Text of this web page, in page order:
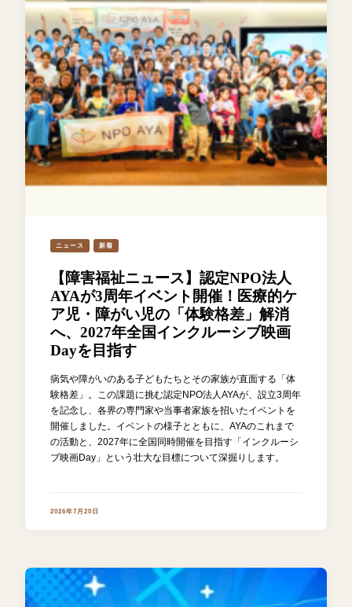
ニュース 新着
【障害福祉ニュース】認定NPO法人
AYAが3周年イベント開催！医療的ケ
ア児・障がい児の「体験格差」解消
へ、2027年全国インクルーシブ映画
Dayを目指す
病気や障がいのある子どもたちとその家族が直面する「体
験格差」。この課題に挑む認定NPO法人AYAが、設立3周年
を記念し、各界の専門家や当事者家族を招いたイベントを
開催しました。イベントの様子とともに、AYAのこれまで
の活動と、2027年に全国同時開催を目指す「インクルーシ
ブ映画Day」という壮大な目標について深掘りします。
2026年7月20日